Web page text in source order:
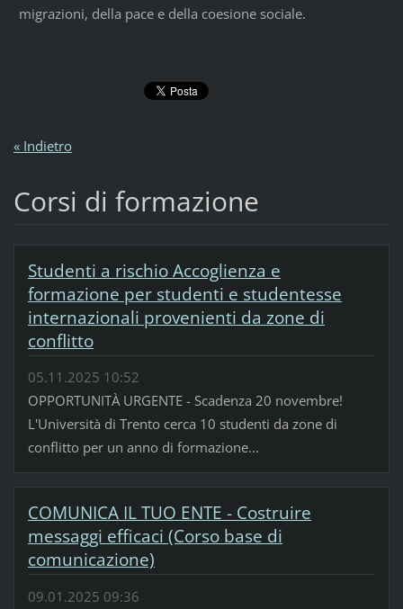
migrazioni, della pace e della coesione sociale.
« Indietro
Corsi di formazione
Studenti a rischio Accoglienza e
formazione per studenti e studentesse
internazionali provenienti da zone di
conflitto
05.11.2025 10:52
OPPORTUNITÀ URGENTE - Scadenza 20 novembre!
L'Università di Trento cerca 10 studenti da zone di
conflitto per un anno di formazione...
COMUNICA IL TUO ENTE - Costruire
messaggi efficaci (Corso base di
comunicazione)
09.01.2025 09:36